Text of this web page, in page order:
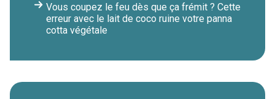
Vous coupez le feu dès que ça frémit ? Cette
erreur avec le lait de coco ruine votre panna
cotta végétale